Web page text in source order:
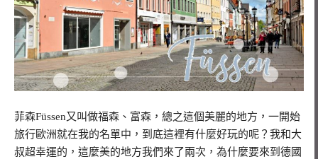
菲森Füssen又叫做福森、富森，總之這個美麗的地方，一開始
旅行歐洲就在我的名單中，到底這裡有什麼好玩的呢？我和大
叔超幸運的，這麼美的地方我們來了兩次，為什麼要來到德國